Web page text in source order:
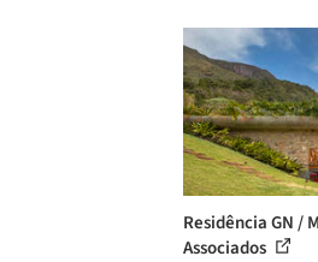
Residência GN /
Associados